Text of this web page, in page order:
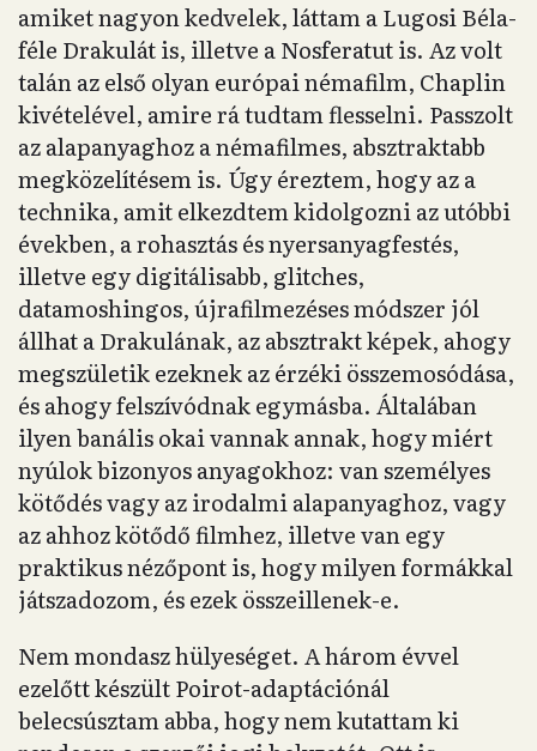
amiket nagyon kedvelek, láttam a Lugosi Béla-
féle Drakulát is, illetve a Nosferatut is. Az volt
talán az első olyan európai némafilm, Chaplin
kivételével, amire rá tudtam flesselni. Passzolt
az alapanyaghoz a némafilmes, absztraktabb
megközelítésem is. Úgy éreztem, hogy az a
technika, amit elkezdtem kidolgozni az utóbbi
években, a rohasztás és nyersanyagfestés,
illetve egy digitálisabb, glitches,
datamoshingos, újrafilmezéses módszer jól
állhat a Drakulának, az absztrakt képek, ahogy
megszületik ezeknek az érzéki összemosódása,
és ahogy felszívódnak egymásba. Általában
ilyen banális okai vannak annak, hogy miért
nyúlok bizonyos anyagokhoz: van személyes
kötődés vagy az irodalmi alapanyaghoz, vagy
az ahhoz kötődő filmhez, illetve van egy
praktikus nézőpont is, hogy milyen formákkal
játszadozom, és ezek összeillenek-e.
Nem mondasz hülyeséget. A három évvel
ezelőtt készült Poirot-adaptációnál
belecsúsztam abba, hogy nem kutattam ki